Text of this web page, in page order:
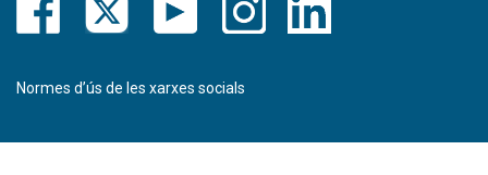
Normes d’ús de les xarxes socials